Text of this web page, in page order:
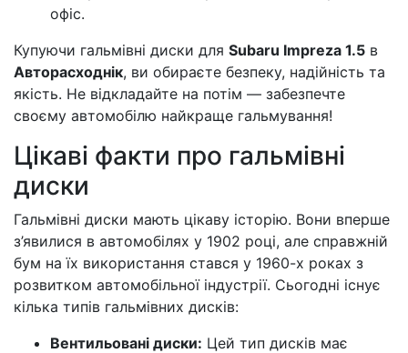
офіс.
Купуючи гальмівні диски для Subaru Impreza 1.5 в
Авторасходнік, ви обираєте безпеку, надійність та
якість. Не відкладайте на потім — забезпечте
своєму автомобілю найкраще гальмування!
Цікаві факти про гальмівні
диски
Гальмівні диски мають цікаву історію. Вони вперше
з’явилися в автомобілях у 1902 році, але справжній
бум на їх використання стався у 1960-х роках з
розвитком автомобільної індустрії. Сьогодні існує
кілька типів гальмівних дисків:
Вентильовані диски: Цей тип дисків має